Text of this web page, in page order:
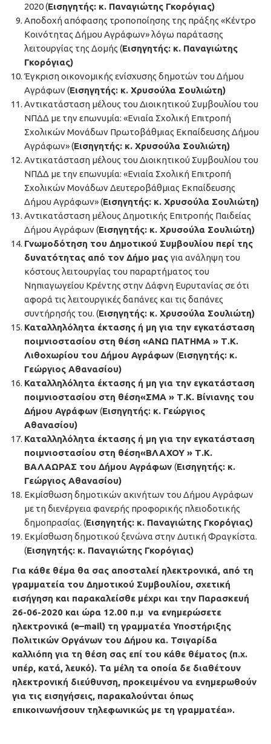
2020 (Εισηγητής: κ. Παναγιώτης Γκορόγιας)
Αποδοχή απόφασης τροποποίησης της πράξης «Κέντρο
Κοινότητας Δήμου Αγράφων» λόγω παράτασης
λειτουργίας της Δομής (Εισηγητής: κ. Παναγιώτης
Γκορόγιας)
Έγκριση οικονομικής ενίσχυσης δημοτών του Δήμου
Αγράφων (Εισηγητής: κ. Χρυσούλα Σουλιώτη)
Αντικατάσταση μέλους του Διοικητικού Συμβουλίου του
ΝΠΔΔ με την επωνυμία: «Ενιαία Σχολική Επιτροπή
Σχολικών Μονάδων Πρωτοβάθμιας Εκπαίδευσης Δήμου
Αγράφων» (Εισηγητής: κ. Χρυσούλα Σουλιώτη)
Αντικατάσταση μέλους του Διοικητικού Συμβουλίου του
ΝΠΔΔ με την επωνυμία: «Ενιαία Σχολική Επιτροπή
Σχολικών Μονάδων Δευτεροβάθμιας Εκπαίδευσης
Δήμου Αγράφων» (Εισηγητής: κ. Χρυσούλα Σουλιώτη)
Αντικατάσταση μέλους Δημοτικής Επιτροπής Παιδείας
Δήμου Αγράφων (Εισηγητής: κ. Χρυσούλα Σουλιώτη)
Γνωμοδότηση του Δημοτικού Συμβουλίου περί της
δυνατότητας από τον Δήμο μας για ανάληψη του
κόστους λειτουργίας του παραρτήματος του
Νηπιαγωγείου Κρέντης στην Δάφνη Ευρυτανίας σε ότι
αφορά τις λειτουργικές δαπάνες και τις δαπάνες
συντήρησής του. (Εισηγητής: κ. Χρυσούλα Σουλιώτη)
Καταλληλόλητα έκτασης ή μη για την εγκατάσταση
ποιμνιοστασίου στη θέση «ΑΝΩ ΠΑΤΗΜΑ » Τ.Κ.
Λιθοχωρίου του Δήμου Αγράφων (Εισηγητής: κ.
Γεώργιος Αθανασίου)
Καταλληλόλητα έκτασης ή μη για την εγκατάσταση
ποιμνιοστασίου στη θέση«ΣΜΑ » Τ.Κ. Βίνιανης του
Δήμου Αγράφων (Εισηγητής: κ. Γεώργιος
Αθανασίου)
Καταλληλόλητα έκτασης ή μη για την εγκατάσταση
ποιμνιοστασίου στη θέση«ΒΛΑΧΟΥ » Τ.Κ.
ΒΑΛΑΩΡΑΣ του Δήμου Αγράφων (Εισηγητής: κ.
Γεώργιος Αθανασίου)
Εκμίσθωση δημοτικών ακινήτων του Δήμου Αγράφων
με τη διενέργεια φανερής προφορικής πλειοδοτικής
δημοπρασίας. (Εισηγητής: κ. Παναγιώτης Γκορόγιας)
Εκμίσθωση δημοτικού ξενώνα στην Δυτική Φραγκίστα.
(Εισηγητής: κ. Παναγιώτης Γκορόγιας)
Για κάθε θέμα θα σας αποσταλεί ηλεκτρονικά, από τη
γραμματεία του Δημοτικού Συμβουλίου, σχετική
εισήγηση και παρακαλείσθε μέχρι και την Παρασκευή
26-06-2020 και ώρα 12.00 π.μ να ενημερώσετε
ηλεκτρονικά (e–mail) τη γραμματέα Υποστήριξης
Πολιτικών Οργάνων του Δήμου κα. Τσιγαρίδα
καλλιόπη για τη θέση σας επί του κάθε θέματος (π.χ.
υπέρ, κατά, λευκό). Τα μέλη τα οποία δε διαθέτουν
ηλεκτρονική διεύθυνση, προκειμένου να ενημερωθούν
για τις εισηγήσεις, παρακαλούνται όπως
επικοινωνήσουν τηλεφωνικώς με τη γραμματέα».